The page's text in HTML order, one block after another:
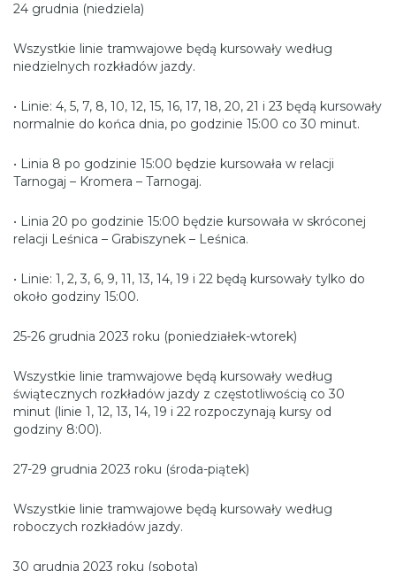
24 grudnia (niedziela)
Wszystkie linie tramwajowe będą kursowały według
niedzielnych rozkładów jazdy.
• Linie: 4, 5, 7, 8, 10, 12, 15, 16, 17, 18, 20, 21 i 23 będą kursowały
normalnie do końca dnia, po godzinie 15:00 co 30 minut.
• Linia 8 po godzinie 15:00 będzie kursowała w relacji
Tarnogaj – Kromera – Tarnogaj.
• Linia 20 po godzinie 15:00 będzie kursowała w skróconej
relacji Leśnica – Grabiszynek – Leśnica.
• Linie: 1, 2, 3, 6, 9, 11, 13, 14, 19 i 22 będą kursowały tylko do
około godziny 15:00.
25-26 grudnia 2023 roku (poniedziałek-wtorek)
Wszystkie linie tramwajowe będą kursowały według
świątecznych rozkładów jazdy z częstotliwością co 30
minut (linie 1, 12, 13, 14, 19 i 22 rozpoczynają kursy od
godziny 8:00).
27-29 grudnia 2023 roku (środa-piątek)
Wszystkie linie tramwajowe będą kursowały według
roboczych rozkładów jazdy.
30 grudnia 2023 roku (sobota)